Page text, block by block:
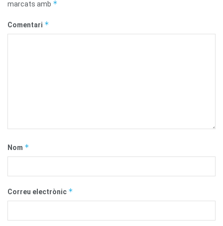
marcats amb *
Comentari *
Nom *
Correu electrònic *